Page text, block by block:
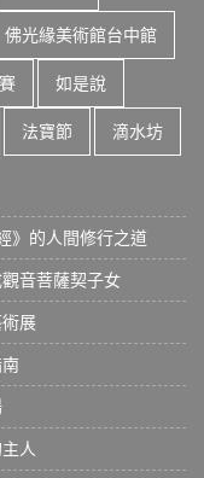
佛光緣美術館台中館
如是說
法寶節 滴水坊
》的人間修行之道
音菩薩契子女
展
人